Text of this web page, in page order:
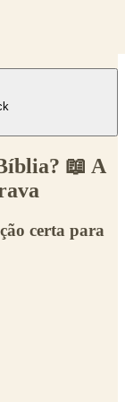
📖 A
certa para